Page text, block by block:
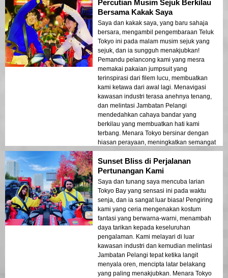
ikatan, dan suasana bandar yang unik!
Percutian Musim Sejuk Berkilau
Bersama Kakak Saya
Saya dan kakak saya, yang baru sahaja
bersara, mengambil pengembaraan Teluk
Tokyo ini pada malam musim sejuk yang
sejuk, dan ia sungguh menakjubkan!
Pemandu pelancong kami yang mesra
memakai pakaian jumpsuit yang
terinspirasi dari filem lucu, membuatkan
kami ketawa dari awal lagi. Menavigasi
kawasan industri terasa anehnya tenang,
dan melintasi Jambatan Pelangi
mendedahkan cahaya bandar yang
berkilau yang membuatkan hati kami
terbang. Menara Tokyo bersinar dengan
hiasan perayaan, meningkatkan semangat
perayaan. Pengalaman melihat
pemandangan musim sejuk di Teluk Tokyo
ini adalah permata yang benar-benar
hebat!
Sunset Bliss di Perjalanan
Pertunangan Kami
Saya dan tunang saya mencuba larian
Tokyo Bay yang sensasi ini pada waktu
senja, dan ia sangat luar biasa! Pengiring
kami yang ceria mengenakan kostum
fantasi yang berwarna-warni, menambah
daya tarikan kepada keseluruhan
pengalaman. Kami melayari di luar
kawasan industri dan kemudian melintasi
Jambatan Pelangi tepat ketika langit
menyala oren, mencipta latar belakang
yang paling menakjubkan. Menara Tokyo